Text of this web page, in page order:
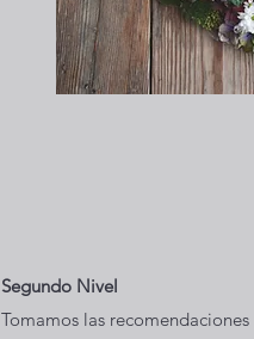
Segundo Nivel
Tomamos las